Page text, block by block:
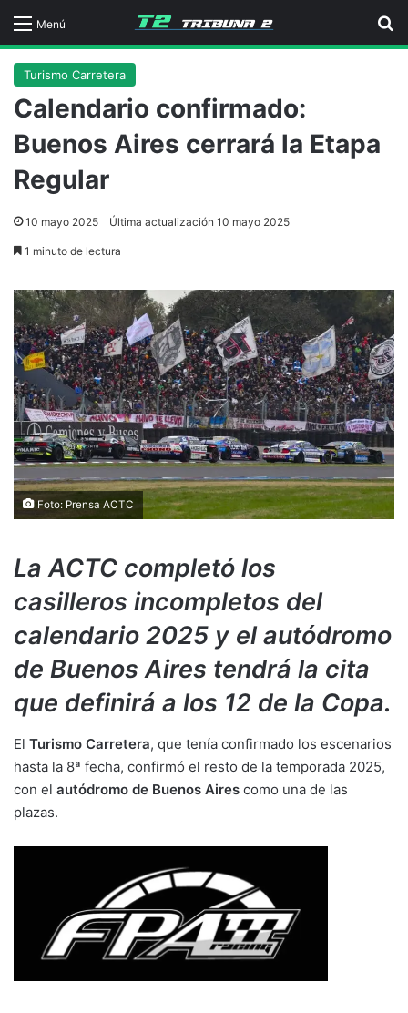
Menú
Turismo Carretera
Calendario confirmado:
Buenos Aires cerrará la Etapa
Regular
10 mayo 2025 Última actualización 10 mayo 2025
1 minuto de lectura
Foto: Prensa ACTC
La ACTC completó los
casilleros incompletos del
calendario 2025 y el autódromo
de Buenos Aires tendrá la cita
que definirá a los 12 de la Copa.
El Turismo Carretera, que tenía confirmado los escenarios
hasta la 8ª fecha, confirmó el resto de la temporada 2025,
con el autódromo de Buenos Aires como una de las
plazas.